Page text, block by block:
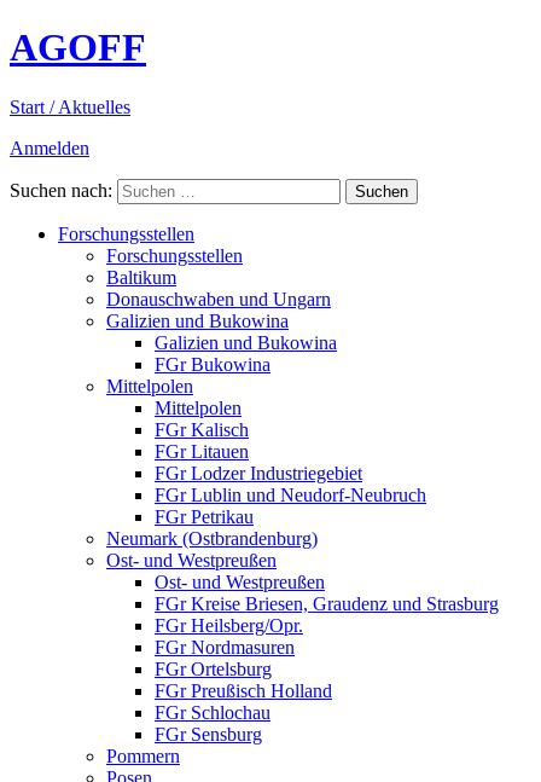
AGOFF
Start / Aktuelles
Anmelden
Suchen nach:
Forschungsstellen
Forschungsstellen
Baltikum
Donauschwaben und Ungarn
Galizien und Bukowina
Galizien und Bukowina
FGr Bukowina
Mittelpolen
Mittelpolen
FGr Kalisch
FGr Litauen
FGr Lodzer Industriegebiet
FGr Lublin und Neudorf-Neubruch
FGr Petrikau
Neumark (Ostbrandenburg)
Ost- und Westpreußen
Ost- und Westpreußen
FGr Kreise Briesen, Graudenz und Strasburg
FGr Heilsberg/Opr.
FGr Nordmasuren
FGr Ortelsburg
FGr Preußisch Holland
FGr Schlochau
FGr Sensburg
Pommern
Posen